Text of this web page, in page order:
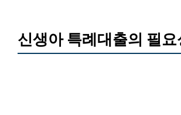
신생아 특례대출의 필요